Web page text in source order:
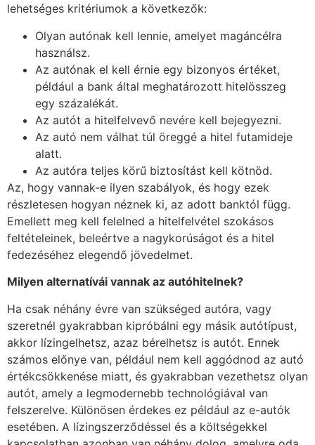
lehetséges kritériumok a következők:
Olyan autónak kell lennie, amelyet magáncélra
használsz.
Az autónak el kell érnie egy bizonyos értéket,
például a bank által meghatározott hitelösszeg
egy százalékát.
Az autót a hitelfelvevő nevére kell bejegyezni.
Az autó nem válhat túl öreggé a hitel futamideje
alatt.
Az autóra teljes körű biztosítást kell kötnöd.
Az, hogy vannak-e ilyen szabályok, és hogy ezek
részletesen hogyan néznek ki, az adott banktól függ.
Emellett meg kell felelned a hitelfelvétel szokásos
feltételeinek, beleértve a nagykorúságot és a hitel
fedezéséhez elegendő jövedelmet.
Milyen alternatívái vannak az autóhitelnek?
Ha csak néhány évre van szükséged autóra, vagy
szeretnél gyakrabban kipróbálni egy másik autótípust,
akkor lízingelhetsz, azaz bérelhetsz is autót. Ennek
számos előnye van, például nem kell aggódnod az autó
értékcsökkenése miatt, és gyakrabban vezethetsz olyan
autót, amely a legmodernebb technológiával van
felszerelve. Különösen érdekes ez például az e-autók
esetében. A lízingszerződéssel és a költségekkel